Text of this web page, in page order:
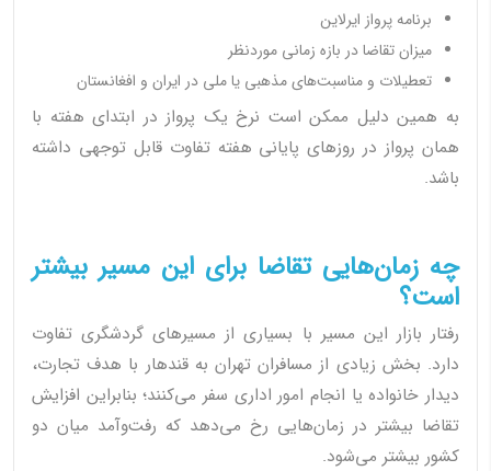
برنامه پرواز ایرلاین
میزان تقاضا در بازه زمانی موردنظر
تعطیلات و مناسبت‌های مذهبی یا ملی در ایران و افغانستان
به همین دلیل ممکن است نرخ یک پرواز در ابتدای هفته با
همان پرواز در روزهای پایانی هفته تفاوت قابل توجهی داشته
باشد.
چه زمان‌هایی تقاضا برای این مسیر بیشتر
است؟
رفتار بازار این مسیر با بسیاری از مسیرهای گردشگری تفاوت
دارد. بخش زیادی از مسافران تهران به قندهار با هدف تجارت،
دیدار خانواده یا انجام امور اداری سفر می‌کنند؛ بنابراین افزایش
تقاضا بیشتر در زمان‌هایی رخ می‌دهد که رفت‌وآمد میان دو
کشور بیشتر می‌شود.